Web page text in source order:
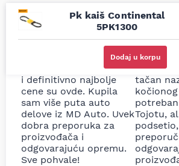
Pk kaiš Continental
5PK1300
Dodaj u korpu
Uporedila sam sve
prodavnice auto delova
i definitivno najbolje
cene su ovde. Kupila
sam više puta auto
delove iz MD Auto. Uvek
dobra preporuka za
proizvođača i
odgovarajuću opremu.
Sve pohvale!
Odlična
ljubazni
Nisam
tačan
Tojotu,